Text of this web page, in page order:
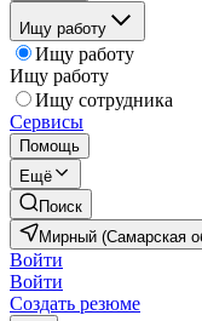
Ищу работу
Ищу работу
Ищу работу
Ищу сотрудника
Сервисы
Помощь
Ещё
Поиск
Мирный (Самарская
Войти
Войти
Создать резюме